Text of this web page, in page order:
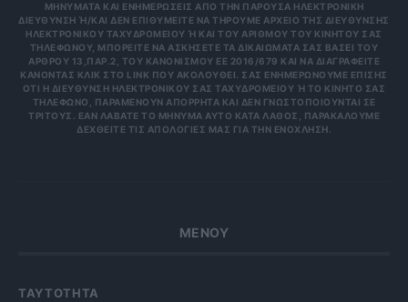
ΗΝΎΜΑΤΑ ΚΑΙ ΕΝΗΜΕΡΏΣΕΙΣ ΑΠΌ ΤΗΝ ΠΑΡΟΎΣΑ ΗΛΕΚΤΡΟΝΙΚΉ Δ
ΙΕΎΘΥΝΣΗ Ή/ΚΑΙ ΔΕΝ ΕΠΙΘΥΜΕΊΤΕ ΝΑ ΤΗΡΟΎΜΕ ΑΡΧΕΊΟ ΤΗΣ ΔΙΕΎΘΥΝΣΗΣ ΗΛ
ΕΚΤΡΟΝΙΚΟΎ ΤΑΧΥΔΡΟΜΕΊΟΥ Ή ΚΑΙ ΤΟΥ ΑΡΙΘΜΟΎ ΤΟΥ ΚΙΝΗΤΟΎ ΣΑΣ ΤΗΛ
ΕΦΏΝΟΥ, ΜΠΟΡΕΊΤΕ ΝΑ ΑΣΚΉΣΕΤΕ ΤΑ ΔΙΚΑΙΏΜΑΤΆ ΣΑΣ ΒΆΣΕΙ ΤΟΥ ΆΡΘ
ΡΟΥ 13,ΠΑΡ.2, ΤΟΥ ΚΑΝΟΝΙΣΜΟΎ ΕΕ 2016/679 ΚΑΙ ΝΑ ΔΙΑΓΡΑΦΕΊΤΕ ΚΆΝ
ΟΝΤΑΣ ΚΛΙΚ ΣΤΟ LINK ΠΟΥ ΑΚΟΛΟΥΘΕΊ. ΣΑΣ ΕΝΗΜΕΡΏΝΟΥΜΕ ΕΠΊΣΗΣ ΌΤΙ
Η ΔΙΕΎΘΥΝΣΗ ΗΛΕΚΤΡΟΝΙΚΟΎ ΣΑΣ ΤΑΧΥΔΡΟΜΕΊΟΥ Ή ΤΟ ΚΙΝΗΤΌ ΣΑΣ ΤΗΛΈ
ΦΩΝΟ, ΠΑΡΑΜΈΝΟΥΝ ΑΠΌΡΡΗΤΑ ΚΑΙ ΔΕΝ ΓΝΩΣΤΟΠΟΙΟΎΝΤΑΙ ΣΕ ΤΡΊΤ
ΟΥΣ. ΕΆΝ ΛΆΒΑΤΕ ΤΟ ΜΉΝΥΜΑ ΑΥΤΌ ΚΑΤΆ ΛΆΘΟΣ, ΠΑΡΑΚΑΛΟΎΜΕ ΔΕΧΘ
ΕΊΤΕ ΤΙΣ ΑΠΟΛΟΓΊΕΣ ΜΑΣ ΓΙΑ ΤΗΝ ΕΝΌΧΛΗΣΗ.
ΜΕΝΟΥ
ΤΑΥΤΟΤΗΤΑ